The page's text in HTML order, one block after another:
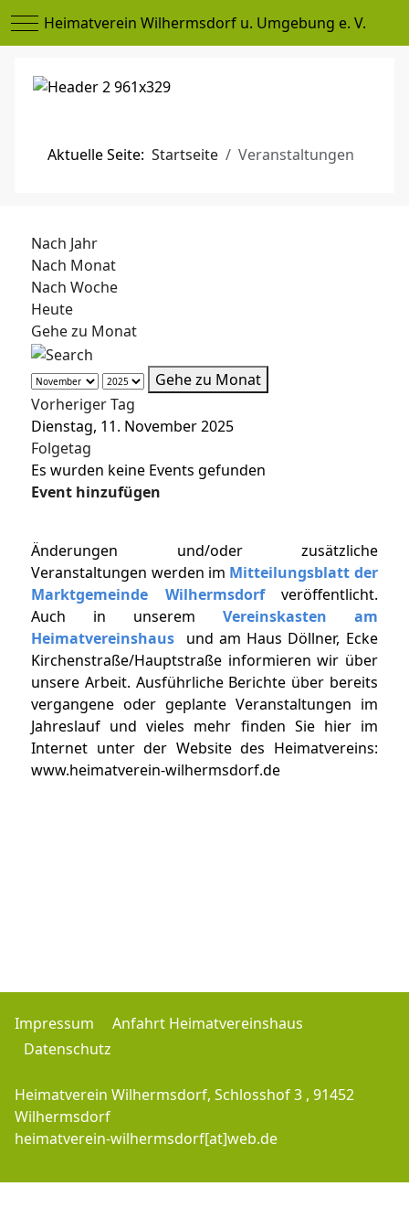
Mobile Menu Toggle
Heimatverein Wilhermsdorf u. Umgebung e. V.
Aktuelle Seite:Startseite Veranstaltungen
Nach Jahr
Nach Monat
Nach Woche
Heute
Gehe zu Monat
Gehe zu Monat
Vorheriger Tag
Dienstag, 11. November 2025
Folgetag
Es wurden keine Events gefunden
Event hinzufügen
Änderungen und/oder zusätzliche
Veranstaltungen werden im Mitteilungsblatt der
Marktgemeinde Wilhermsdorf veröffentlicht.
Auch in unserem Vereinskasten am
Heimatvereinshaus
und am Haus Döllner, Ecke
Kirchenstraße/Hauptstraße informieren wir über
unsere Arbeit. Ausführliche Berichte über bereits
vergangene oder geplante Veranstaltungen im
Jahreslauf und vieles mehr finden Sie hier im
Internet unter der Website des Heimatvereins:
www.heimatverein-wilhermsdorf.de
Impressum
Anfahrt Heimatvereinshaus
Datenschutz
Heimatverein Wilhermsdorf, Schlosshof 3 , 91452
Wilhermsdorf
heimatverein-wilhermsdorf[at]web.de